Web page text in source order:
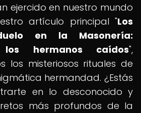
ejercido en nuestro mundo
artículo principal "Los
en la Masonería:
hermanos caídos",
los misteriosos rituales de
hermandad. ¿Estás
en lo desconocido y
más profundos de la